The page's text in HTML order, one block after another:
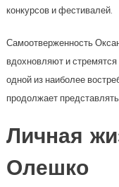
конкурсов и фестивалей.
Самоотверженность
вдохновляют и
одной из наиболее
продолжает
Личная
Олешко